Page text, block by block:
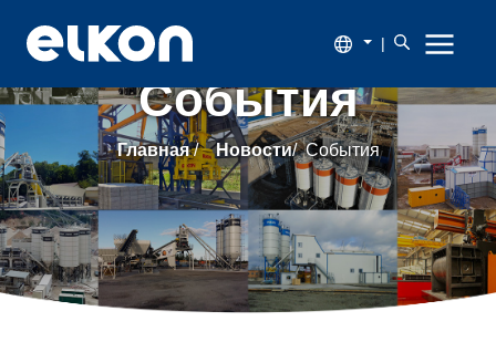
|
О
компании
Продукция
Новости
События
Главная/ Новости/ События